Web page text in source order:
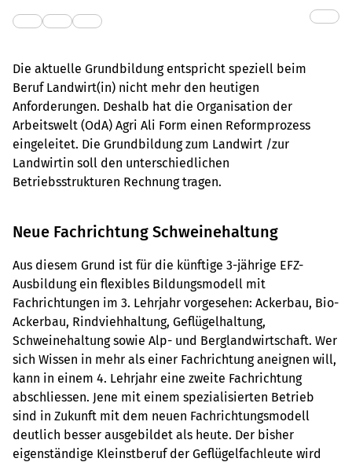
Die aktuelle Grundbildung entspricht speziell beim
Beruf Landwirt(in) nicht mehr den heutigen
Anforderungen. Deshalb hat die Organisation der
Arbeitswelt (OdA) Agri Ali Form einen Reformprozess
eingeleitet. Die Grundbildung zum Landwirt /zur
Landwirtin soll den unterschiedlichen
Betriebsstrukturen Rechnung tragen.
Neue Fachrichtung Schweinehaltung
Aus diesem Grund ist für die künftige 3-jährige EFZ-
Ausbildung ein flexibles Bildungsmodell mit
Fachrichtungen im 3. Lehrjahr vorgesehen: Ackerbau, Bio-
Ackerbau, Rindviehhaltung, Geflügelhaltung,
Schweinehaltung sowie Alp- und Berglandwirtschaft. Wer
sich Wissen in mehr als einer Fachrichtung aneignen will,
kann in einem 4. Lehrjahr eine zweite Fachrichtung
abschliessen. Jene mit einem spezialisierten Betrieb
sind in Zukunft mit dem neuen Fachrichtungsmodell
deutlich besser ausgebildet als heute. Der bisher
eigenständige Kleinstberuf der Geflügelfachleute wird